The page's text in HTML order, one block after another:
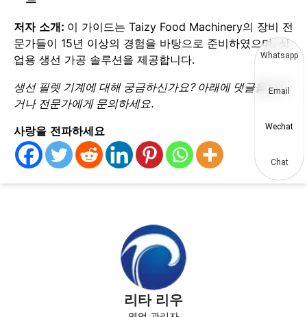
리타 리우
저자 소개: 이 가이드는 Taizy Food Machinery의 장비 전
문가들이 15년 이상의 경험을 바탕으로 준비하였으며, 상
업용 생선 가공 솔루션을 제공합니다.
생선 필렛 기계에 대해 궁금하신가요? 아래에 댓글을 남기
거나 전문가에게 문의하세요.
사랑을 전파하세요
Whatsapp
Email
Wechat
Chat